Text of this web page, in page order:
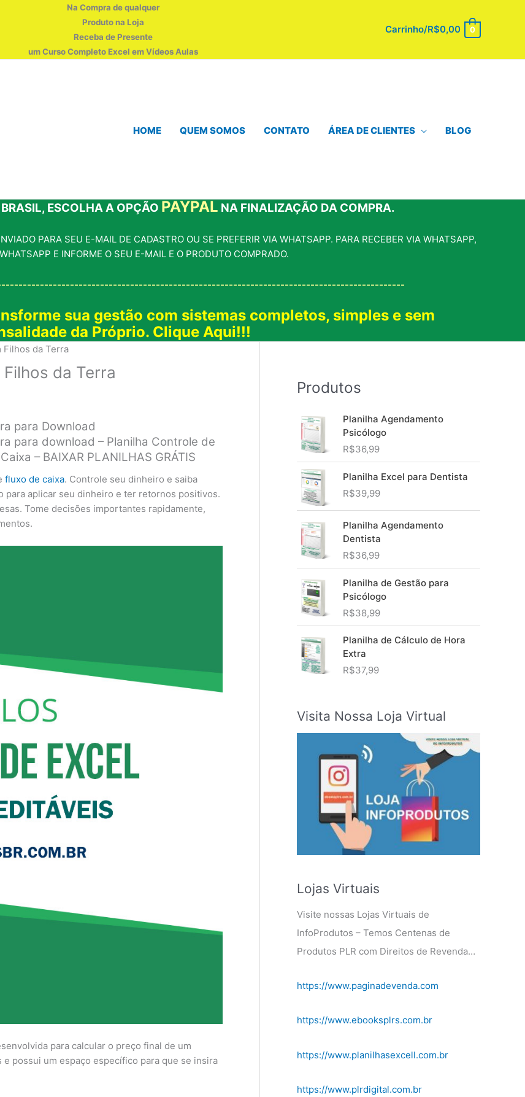
Na Compra de qualquer
Produto na Loja
Receba de Presente
um Curso Completo Excel em Vídeos Aulas
Carrinho/R$0,00 0
HOME QUEM SOMOS CONTATO ÁREA DE CLIENTES BLOG
ESCOLHA A OPÇÃO PAYPAL NA FINALIZAÇÃO DA COMPRA.
PARA SEU E-MAIL DE CADASTRO OU SE PREFERIR VIA WHATSAPP. PARA RECEBER VIA WHATSAPP,
E INFORME O SEU E-MAIL E O PRODUTO COMPRADO.
sua gestão com sistemas completos, simples e sem
da Próprio. Clique Aqui!!!
Filhos da Terra
da Terra
para Download
para download – Planilha Controle de
– BAIXAR PLANILHAS GRÁTIS
fluxo de caixa. Controle seu dinheiro e saiba
para aplicar seu dinheiro e ter retornos positivos.
Tome decisões importantes rapidamente,
para calcular o preço final de um
possui um espaço específico para que se insira
Produtos
Planilha Agendamento
Psicólogo
R$36,99
Planilha Excel para Dentista
R$39,99
Planilha Agendamento
Dentista
R$36,99
Planilha de Gestão para
Psicólogo
R$38,99
Planilha de Cálculo de Hora
Extra
R$37,99
Visita Nossa Loja Virtual
Lojas Virtuais
Visite nossas Lojas Virtuais de
InfoProdutos – Temos Centenas de
Produtos PLR com Direitos de Revenda…
https://www.paginadevenda.com
https://www.ebooksplrs.com.br
https://www.planilhasexcell.com.br
https://www.plrdigital.com.br